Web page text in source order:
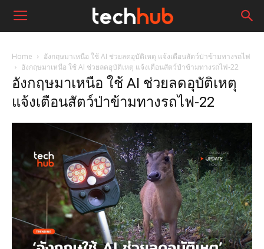
Home
อังกฤษมาเหนือ ใช้ AI ช่วยลดอุบัติเหตุ แจ้งเตือนสัตว์ป่าข้ามทางรถไฟ
อังกฤษมาเหนือ ใช้ AI ช่วยลดอุบัติเหตุ แจ้งเตือนสัตว์ป่าข้ามทางรถไฟ-22
อังกฤษมาเหนือ ใช้ AI ช่วยลดอุบัติเหตุ
แจ้งเตือนสัตว์ป่าข้ามทางรถไฟ-22